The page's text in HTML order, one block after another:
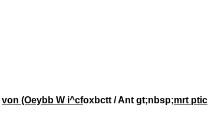
von (Oeybb W i^cfoxbctt / Ant gt;nbsp;mrt